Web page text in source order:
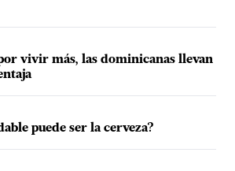
vivir más, las dominicanas llevan
puede ser la cerveza?